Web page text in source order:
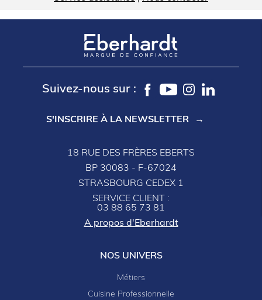
Suivez-nous sur :
S'INSCRIRE À LA NEWSLETTER
18 RUE DES FRÈRES EBERTS
BP 30083 - F-67024
STRASBOURG CEDEX 1
SERVICE CLIENT :
03 88 65 73 81
A propos d'Eberhardt
NOS UNIVERS
Métiers
Cuisine Professionnelle